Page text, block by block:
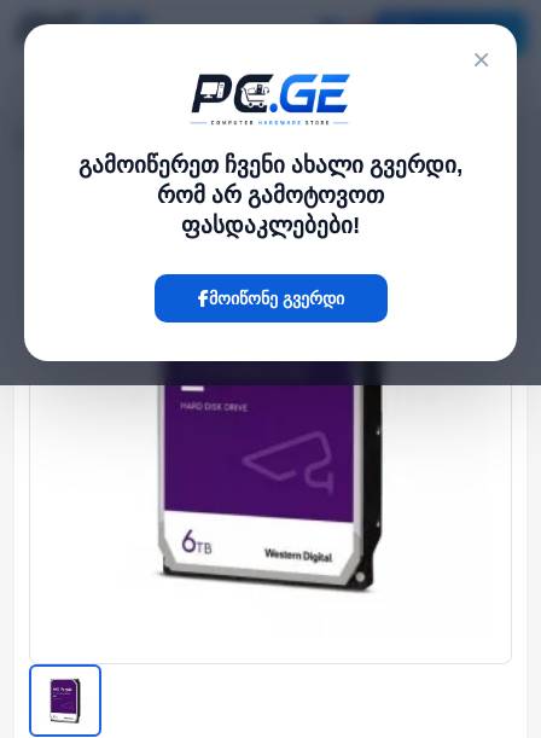
×
გამოიწერეთ ჩვენი ახალი გვერდი,
რომ არ გამოტოვოთ
ფასდაკლებები!
მოიწონე გვერდი